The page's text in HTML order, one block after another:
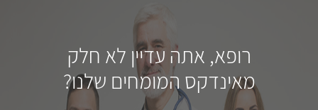
רופא, אתה עדיין לא חלק
מאינדקס המומחים שלנו?